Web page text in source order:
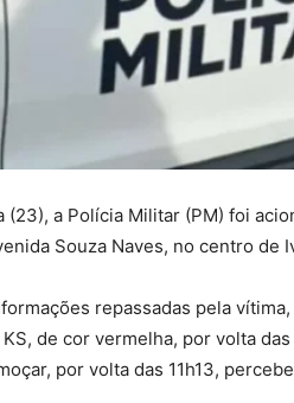
(23), a Polícia Militar (PM) foi
Souza Naves, no centro de
repassadas pela
de cor vermelha, por volta
por volta das 11h13,